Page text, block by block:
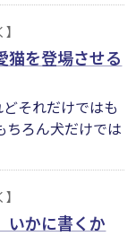
猫を登場させる
それだけではも
ちろん犬だけでは
いかに書くか